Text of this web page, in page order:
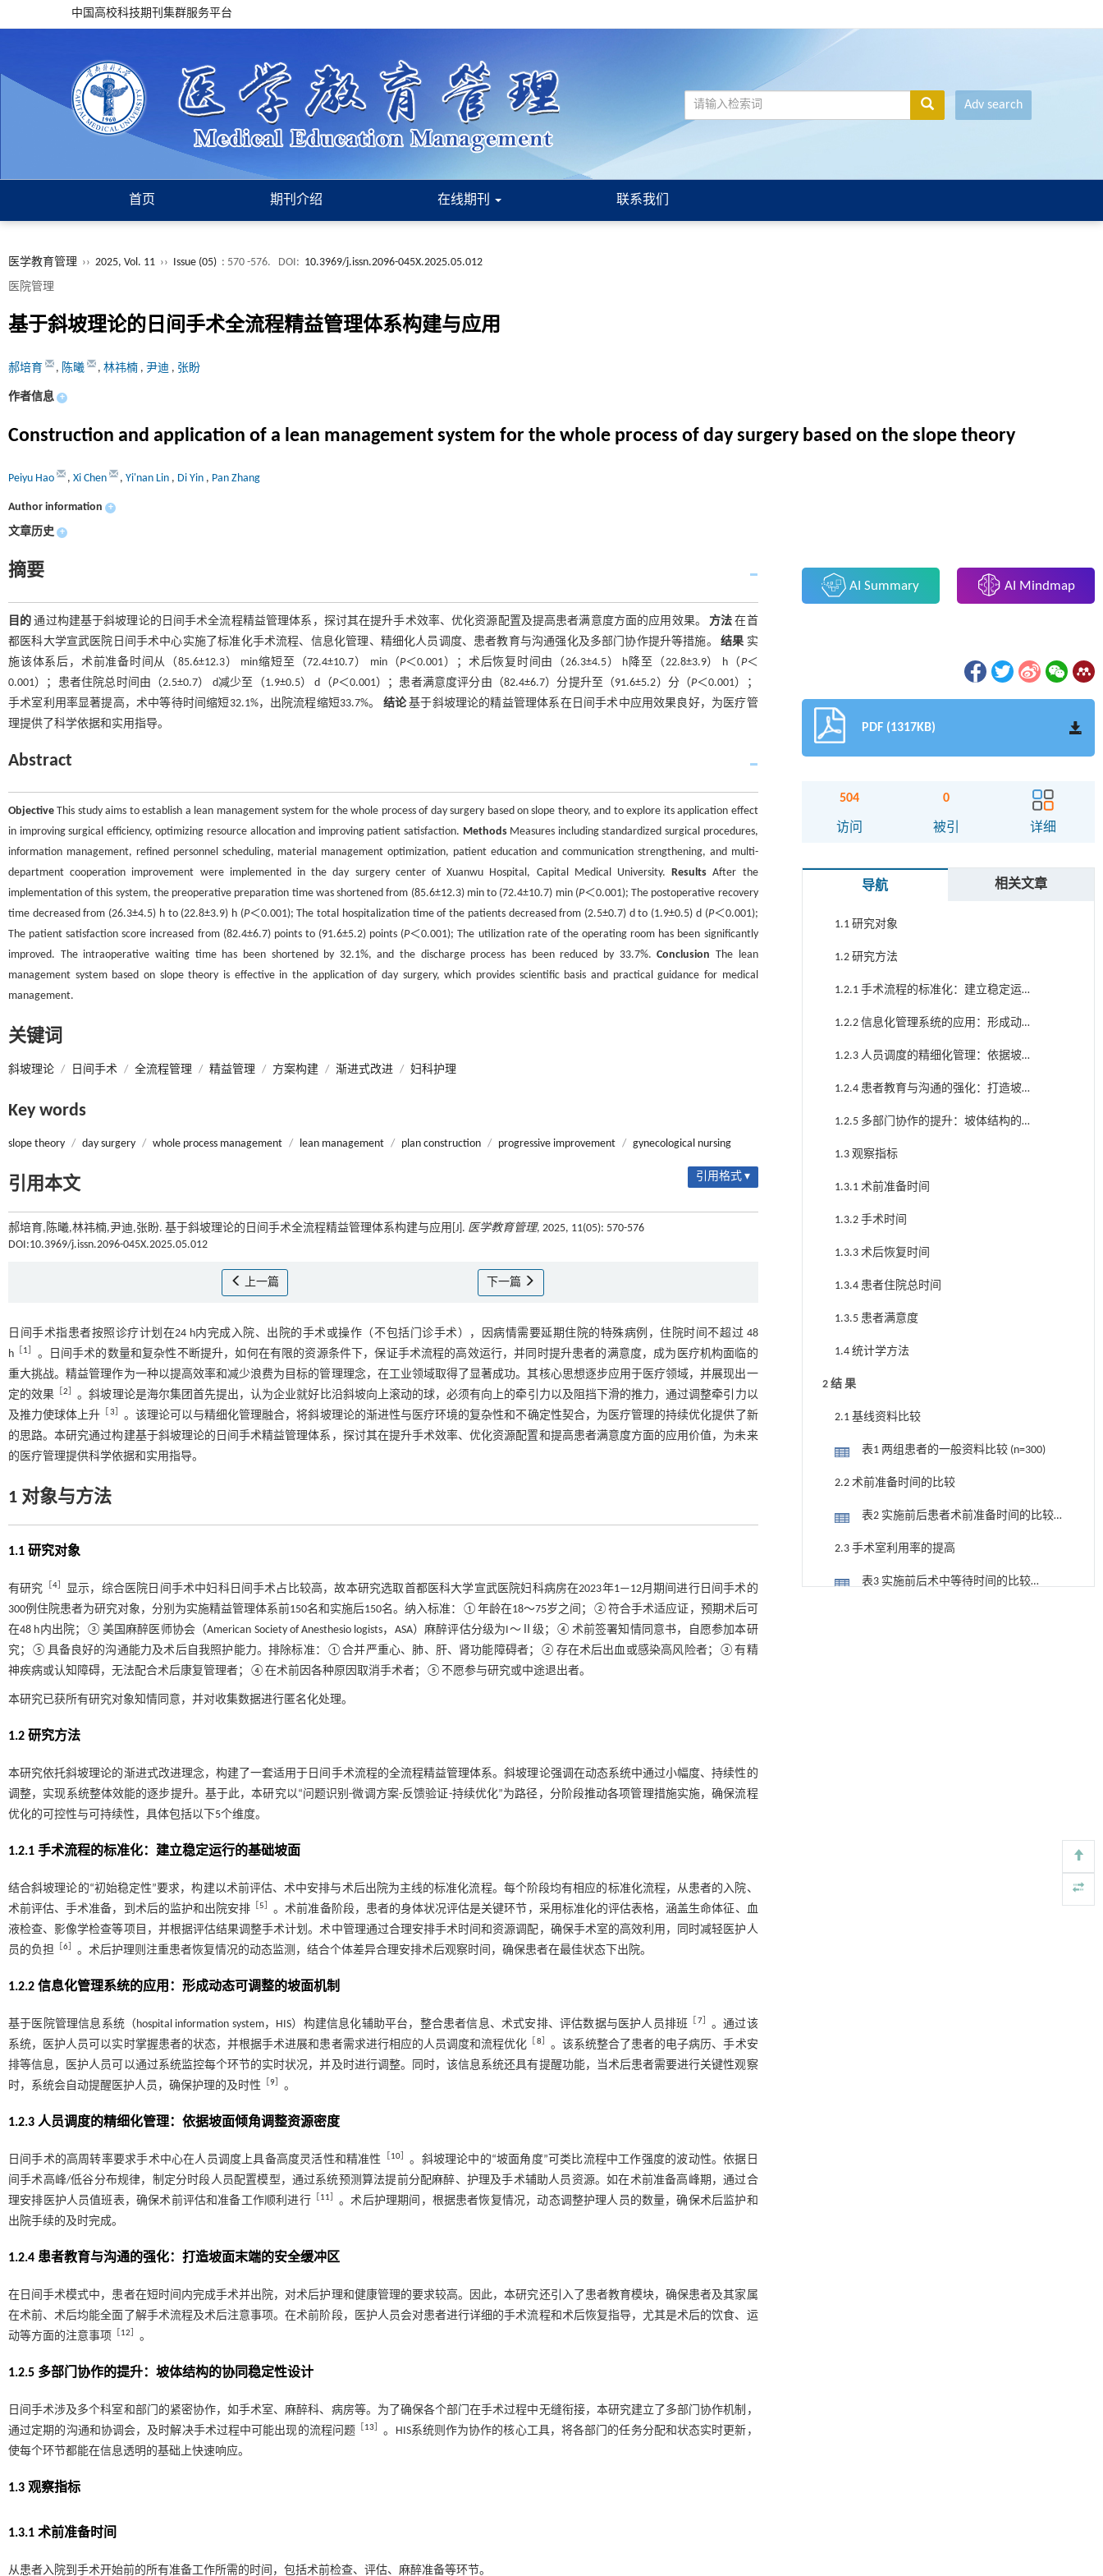
中国高校科技期刊集群服务平台
Adv search
首页 期刊介绍 在线期刊 联系我们
医学教育管理 ›› 2025, Vol. 11 ›› Issue (05) : 570 -576. DOI: 10.3969/j.issn.2096-045X.2025.05.012
医院管理
基于斜坡理论的日间手术全流程精益管理体系构建与应用
郝培育 , 陈曦 , 林祎楠 , 尹迪 , 张盼
作者信息 +
Construction and application of a lean management system for the whole process of day surgery based on the slope theory
Peiyu Hao , Xi Chen , Yi'nan Lin , Di Yin , Pan Zhang
Author information +
文章历史 +
摘要
目的 通过构建基于斜坡理论的日间手术全流程精益管理体系，探讨其在提升手术效率、优化资源配置及提高患者满意度方面的应用效果。方法 在首
都医科大学宣武医院日间手术中心实施了标准化手术流程、信息化管理、精细化人员调度、患者教育与沟通强化及多部门协作提升等措施。结果 实
施该体系后，术前准备时间从（85.6±12.3） min缩短至（72.4±10.7） min（P＜0.001）；术后恢复时间由（26.3±4.5） h降至（22.8±3.9） h（P＜
0.001）；患者住院总时间由（2.5±0.7） d减少至（1.9±0.5） d（P＜0.001）；患者满意度评分由（82.4±6.7）分提升至（91.6±5.2）分（P＜0.001）；
手术室利用率显著提高，术中等待时间缩短32.1%，出院流程缩短33.7%。 结论基于斜坡理论的精益管理体系在日间手术中应用效果良好，为医疗管
理提供了科学依据和实用指导。
Abstract
Objective This study aims to establish a lean management system for the whole process of day surgery based on slope theory, and to explore its application effect
in improving surgical efficiency, optimizing resource allocation and improving patient satisfaction. MethodsMeasures including standardized surgical procedures,
information management, refined personnel scheduling, material management optimization, patient education and communication strengthening, and multi-
department cooperation improvement were implemented in the day surgery center of Xuanwu Hospital, Capital Medical University.Results After the
implementation of this system, the preoperative preparation time was shortened from (85.6±12.3) min to (72.4±10.7) min (P＜0.001); The postoperative recovery
time decreased from (26.3±4.5) h to (22.8±3.9) h (P＜0.001); The total hospitalization time of the patients decreased from (2.5±0.7) d to (1.9±0.5) d (P＜0.001);
The patient satisfaction score increased from (82.4±6.7) points to (91.6±5.2) points (P＜0.001); The utilization rate of the operating room has been significantly
improved. The intraoperative waiting time has been shortened by 32.1%, and the discharge process has been reduced by 33.7%.Conclusion The lean
management system based on slope theory is effective in the application of day surgery, which provides scientific basis and practical guidance for medical
management.
关键词
斜坡理论 / 日间手术 / 全流程管理 / 精益管理 / 方案构建 / 渐进式改进 / 妇科护理
Key words
slope theory / day surgery / whole process management / lean management / plan construction / progressive improvement / gynecological nursing
引用本文 引用格式 ▾
郝培育,陈曦,林祎楠,尹迪,张盼. 基于斜坡理论的日间手术全流程精益管理体系构建与应用[J]. 医学教育管理, 2025, 11(05): 570-576
DOI:10.3969/j.issn.2096-045X.2025.05.012
上一篇 下一篇
日间手术指患者按照诊疗计划在24 h内完成入院、出院的手术或操作（不包括门诊手术），因病情需要延期住院的特殊病例，住院时间不超过 48
h
1
。日间手术的数量和复杂性不断提升，如何在有限的资源条件下，保证手术流程的高效运行，并同时提升患者的满意度，成为医疗机构面临的
重大挑战。精益管理作为一种以提高效率和减少浪费为目标的管理理念，在工业领域取得了显著成功。其核心思想逐步应用于医疗领域，并展现出一
定的效果 ［2
。斜坡理论是海尔集团首先提出，认为企业就好比沿斜坡向上滚动的球，必须有向上的牵引力以及阻挡下滑的推力，通过调整牵引力以
及推力使球体上升
3
。该理论可以与精细化管理融合，将斜坡理论的渐进性与医疗环境的复杂性和不确定性契合，为医疗管理的持续优化提供了新
的思路。本研究通过构建基于斜坡理论的日间手术精益管理体系，探讨其在提升手术效率、优化资源配置和提高患者满意度方面的应用价值，为未来
的医疗管理提供科学依据和实用指导。
1 对象与方法
1.1 研究对象
有研究 4］ 显示，综合医院日间手术中妇科日间手术占比较高，故本研究选取首都医科大学宣武医院妇科病房在2023年1—12月期间进行日间手术的
300例住院患者为研究对象，分别为实施精益管理体系前150名和实施后150名。纳入标准：①年龄在18～75岁之间；②符合手术适应证，预期术后可
在48 h内出院；③美国麻醉医师协会（American Society of Anesthesio logists，ASA）麻醉评估分级为I～Ⅱ级；④术前签署知情同意书，自愿参加本研
究；⑤具备良好的沟通能力及术后自我照护能力。排除标准：①合并严重心、肺、肝、肾功能障碍者；②存在术后出血或感染高风险者；③有精
神疾病或认知障碍，无法配合术后康复管理者；④在术前因各种原因取消手术者；⑤不愿参与研究或中途退出者。
本研究已获所有研究对象知情同意，并对收集数据进行匿名化处理。
1.2 研究方法
本研究依托斜坡理论的渐进式改进理念，构建了一套适用于日间手术流程的全流程精益管理体系。斜坡理论强调在动态系统中通过小幅度、持续性的
调整，实现系统整体效能的逐步提升。基于此，本研究以“问题识别-微调方案-反馈验证-持续优化”为路径，分阶段推动各项管理措施实施，确保流程
优化的可控性与可持续性，具体包括以下5个维度。
1.2.1 手术流程的标准化：建立稳定运行的基础坡面
结合斜坡理论的“初始稳定性”要求，构建以术前评估、术中安排与术后出院为主线的标准化流程。每个阶段均有相应的标准化流程，从患者的入院、
术前评估、手术准备，到术后的监护和出院安排 ［5
。术前准备阶段，患者的身体状况评估是关键环节，采用标准化的评估表格，涵盖生命体征、血
液检查、影像学检查等项目，并根据评估结果调整手术计划。术中管理通过合理安排手术时间和资源调配，确保手术室的高效利用，同时减轻医护人
员的负担
6 。术后护理则注重患者恢复情况的动态监测，结合个体差异合理安排术后观察时间，确保患者在最佳状态下出院。
1.2.2 信息化管理系统的应用：形成动态可调整的坡面机制
基于医院管理信息系统（hospital information system，HIS）构建信息化辅助平台，整合患者信息、术式安排、评估数据与医护人员排班 7］ 。通过该
系统，医护人员可以实时掌握患者的状态，并根据手术进展和患者需求进行相应的人员调度和流程优化
8
。该系统整合了患者的电子病历、手术安
排等信息，医护人员可以通过系统监控每个环节的实时状况，并及时进行调整。同时，该信息系统还具有提醒功能，当术后患者需要进行关键性观察
时，系统会自动提醒医护人员，确保护理的及时性
9 。
1.2.3 人员调度的精细化管理：依据坡面倾角调整资源密度
日间手术的高周转率要求手术中心在人员调度上具备高度灵活性和精准性 10］ 。斜坡理论中的“坡面角度”可类比流程中工作强度的波动性。依据日
间手术高峰/低谷分布规律，制定分时段人员配置模型，通过系统预测算法提前分配麻醉、护理及手术辅助人员资源。如在术前准备高峰期，通过合
理安排医护人员值班表，确保术前评估和准备工作顺利进行［ 11
。术后护理期间，根据患者恢复情况，动态调整护理人员的数量，确保术后监护和
出院手续的及时完成。
1.2.4 患者教育与沟通的强化：打造坡面末端的安全缓冲区
在日间手术模式中，患者在短时间内完成手术并出院，对术后护理和健康管理的要求较高。因此，本研究还引入了患者教育模块，确保患者及其家属
在术前、术后均能全面了解手术流程及术后注意事项。在术前阶段，医护人员会对患者进行详细的手术流程和术后恢复指导，尤其是术后的饮食、运
动等方面的注意事项
12 。
1.2.5 多部门协作的提升：坡体结构的协同稳定性设计
日间手术涉及多个科室和部门的紧密协作，如手术室、麻醉科、病房等。为了确保各个部门在手术过程中无缝衔接，本研究建立了多部门协作机制，
通过定期的沟通和协调会，及时解决手术过程中可能出现的流程问题
13
。HIS系统则作为协作的核心工具，将各部门的任务分配和状态实时更新，
使每个环节都能在信息透明的基础上快速响应。
1.3 观察指标
1.3.1 术前准备时间
从患者入院到手术开始前的所有准备工作所需的时间，包括术前检查、评估、麻醉准备等环节。
AI Summary AI Mindmap
PDF (1317KB)
504
访问
0
被引 详细
导航 相关文章
摘要
Abstract
关键词
Key words
1 对象与方法
1.1 研究对象
1.2 研究方法
1.2.1 手术流程的标准化：建立稳定运行
1.2.2 信息化管理系统的应用：形成动态
1.2.3 人员调度的精细化管理：依据坡面
1.2.4 患者教育与沟通的强化：打造坡面
1.2.5 多部门协作的提升：坡体结构的协
1.3 观察指标
1.3.1 术前准备时间
1.3.2 手术时间
1.3.3 术后恢复时间
1.3.4 患者住院总时间
1.3.5 患者满意度
1.4 统计学方法
2 结 果
2.1 基线资料比较
表1 两组患者的一般资料比较 (n=300)
2.2 术前准备时间的比较
表2 实施前后患者术前准备时间的比较
2.3 手术室利用率的提高
表3 实施前后术中等待时间的比较